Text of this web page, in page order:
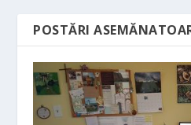
POSTĂRI